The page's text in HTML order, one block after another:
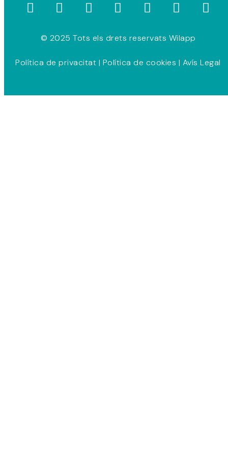
© 2025 Tots els drets reservats Wilapp
Política de privacitat | Política de cookies | Avís Legal